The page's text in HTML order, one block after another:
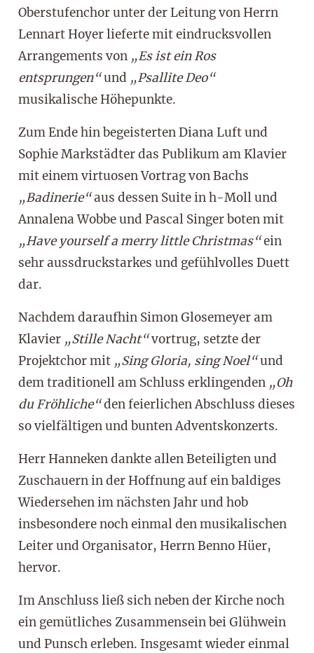
Oberstufenchor unter der Leitung von Herrn
Lennart Hoyer lieferte mit eindrucksvollen
Arrangements von „Es ist ein Ros
entsprungen“und „Psallite Deo“
musikalische Höhepunkte.
Zum Ende hin begeisterten Diana Luft und
Sophie Markstädter das Publikum am Klavier
mit einem virtuosen Vortrag von Bachs
„Badinerie“aus dessen Suite in h-Moll und
Annalena Wobbe und Pascal Singer boten mit
„Have yourself a merry little Christmas“ein
sehr aussdruckstarkes und gefühlvolles Duett
dar.
Nachdem daraufhin Simon Glosemeyer am
Klavier „Stille Nacht“vortrug, setzte der
Projektchor mit „Sing Gloria, sing Noel“und
dem traditionell am Schluss erklingenden „Oh
du Fröhliche“den feierlichen Abschluss dieses
so vielfältigen und bunten Adventskonzerts.
Herr Hanneken dankte allen Beteiligten und
Zuschauern in der Hoffnung auf ein baldiges
Wiedersehen im nächsten Jahr und hob
insbesondere noch einmal den musikalischen
Leiter und Organisator, Herrn Benno Hüer,
hervor.
Im Anschluss ließ sich neben der Kirche noch
ein gemütliches Zusammensein bei Glühwein
und Punsch erleben. Insgesamt wieder einmal